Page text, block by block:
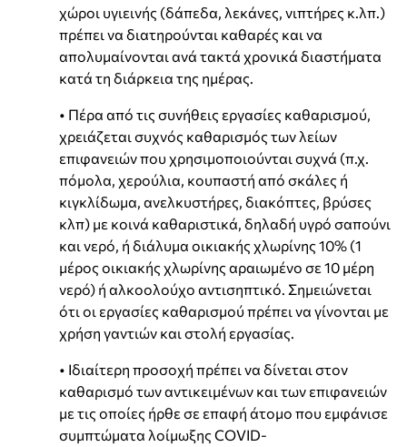
χώροι υγιεινής (δάπεδα, λεκάνες, νιπτήρες κ.λπ.)
πρέπει να διατηρούνται καθαρές και να
απολυμαίνονται ανά τακτά χρονικά διαστήματα
κατά τη διάρκεια της ημέρας.
• Πέρα από τις συνήθεις εργασίες καθαρισμού,
χρειάζεται συχνός καθαρισμός των λείων
επιφανειών που χρησιμοποιούνται συχνά (π.χ.
πόμολα, χερούλια, κουπαστή από σκάλες ή
κιγκλίδωμα, ανελκυστήρες, διακόπτες, βρύσες
κλπ) με κοινά καθαριστικά, δηλαδή υγρό σαπούνι
και νερό, ή διάλυμα οικιακής χλωρίνης 10% (1
μέρος οικιακής χλωρίνης αραιωμένο σε 10 μέρη
νερό) ή αλκοολούχο αντισηπτικό. Σημειώνεται
ότι οι εργασίες καθαρισμού πρέπει να γίνονται με
χρήση γαντιών και στολή εργασίας.
• Ιδιαίτερη προσοχή πρέπει να δίνεται στον
καθαρισμό των αντικειμένων και των επιφανειών
με τις οποίες ήρθε σε επαφή άτομο που εμφάνισε
συμπτώματα λοίμωξης COVID-